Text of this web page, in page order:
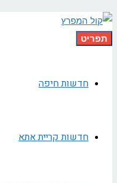
תפריט
חדשות חיפה
חדשות קריית אתא